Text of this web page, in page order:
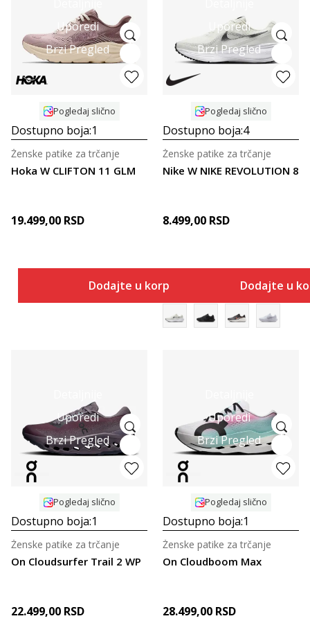
Uporedi
Brzi Pregled
Pogledaj slično
Dostupno boja:1
Hoka W CLIFTON 11 GLM
Ženske patike za trčanje
19.499,00 RSD
Dodajte u korpu
Uporedi
Brzi Pregled
Pogledaj slično
Dostupno boja:4
Nike W NIKE REVOLUTION 8
Ženske patike za trčanje
8.499,00 RSD
Dodajte u
Uporedi
Brzi Pregled
Pogledaj slično
Dostupno boja:1
On Cloudsurfer Trail 2 WP
Ženske patike za trčanje
22.499,00 RSD
Uporedi
Brzi Pregled
Pogledaj slično
Dostupno boja:1
On Cloudboom Max
Ženske patike za trčanje
28.499,00 RSD